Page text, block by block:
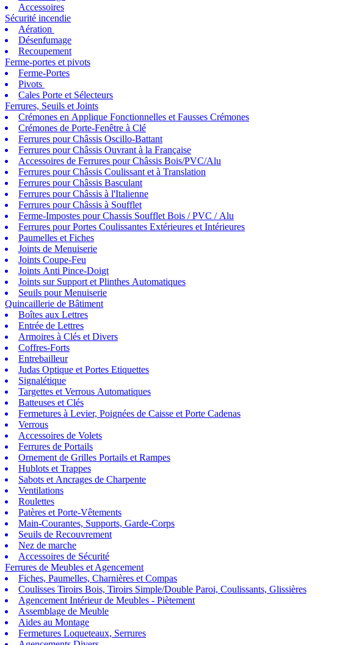
Accessoires
Sécurité incendie
Aération
Désenfumage
Recoupement
Ferme-portes et pivots
Ferme-Portes
Pivots
Cales Porte et Sélecteurs
Ferrures, Seuils et Joints
Crémones en Applique Fonctionnelles et Fausses Crémones
Crémones de Porte-Fenêtre à Clé
Ferrures pour Châssis Oscillo-Battant
Ferrures pour Châssis Ouvrant à la Française
Accessoires de Ferrures pour Châssis Bois/PVC/Alu
Ferrures pour Châssis Coulissant et à Translation
Ferrures pour Châssis Basculant
Ferrures pour Châssis à l'Italienne
Ferrures pour Châssis à Soufflet
Ferme-Impostes pour Chassis Soufflet Bois / PVC / Alu
Ferrures pour Portes Coulissantes Extérieures et Intérieures
Paumelles et Fiches
Joints de Menuiserie
Joints Coupe-Feu
Joints Anti Pince-Doigt
Joints sur Support et Plinthes Automatiques
Seuils pour Menuiserie
Quincaillerie de Bâtiment
Boîtes aux Lettres
Entrée de Lettres
Armoires à Clés et Divers
Coffres-Forts
Entrebailleur
Judas Optique et Portes Etiquettes
Signalétique
Targettes et Verrous Automatiques
Batteuses et Clés
Fermetures à Levier, Poignées de Caisse et Porte Cadenas
Verrous
Accessoires de Volets
Ferrures de Portails
Ornement de Grilles Portails et Rampes
Hublots et Trappes
Sabots et Ancrages de Charpente
Ventilations
Roulettes
Patères et Porte-Vêtements
Main-Courantes, Supports, Garde-Corps
Seuils de Recouvrement
Nez de marche
Accessoires de Sécurité
Ferrures de Meubles et Agencement
Fiches, Paumelles, Charnières et Compas
Coulisses Tiroirs Bois, Tiroirs Simple/Double Paroi, Coulissants, Glissières
Agencement Intérieur de Meubles - Piètement
Assemblage de Meuble
Aides au Montage
Fermetures Loqueteaux, Serrures